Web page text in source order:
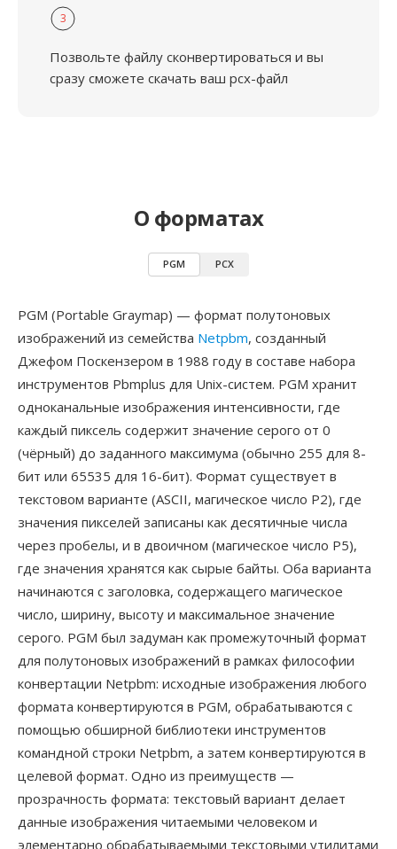
3
Позвольте файлу сконвертироваться и вы
сразу сможете скачать ваш pcx-файл
О форматах
PGM PCX
PGM (Portable Graymap) — формат полутоновых
изображений из семейства Netpbm, созданный
Джефом Поскензером в 1988 году в составе набора
инструментов Pbmplus для Unix-систем. PGM хранит
одноканальные изображения интенсивности, где
каждый пиксель содержит значение серого от 0
(чёрный) до заданного максимума (обычно 255 для 8-
бит или 65535 для 16-бит). Формат существует в
текстовом варианте (ASCII, магическое число P2), где
значения пикселей записаны как десятичные числа
через пробелы, и в двоичном (магическое число P5),
где значения хранятся как сырые байты. Оба варианта
начинаются с заголовка, содержащего магическое
число, ширину, высоту и максимальное значение
серого. PGM был задуман как промежуточный формат
для полутоновых изображений в рамках философии
конвертации Netpbm: исходные изображения любого
формата конвертируются в PGM, обрабатываются с
помощью обширной библиотеки инструментов
командной строки Netpbm, а затем конвертируются в
целевой формат. Одно из преимуществ —
прозрачность формата: текстовый вариант делает
данные изображения читаемыми человеком и
элементарно обрабатываемыми текстовыми утилитами